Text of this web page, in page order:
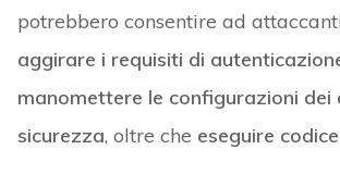
potrebbero consentire ad
aggirare i requisiti di
manomettere le configurazioni dei
sicurezza, oltre che eseguire